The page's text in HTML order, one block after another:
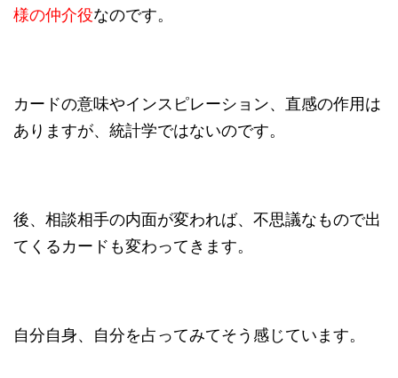
様の仲介役なのです。
カードの意味やインスピレーション、直感の作用は
ありますが、統計学ではないのです。
後、相談相手の内面が変われば、不思議なもので出
てくるカードも変わってきます。
自分自身、自分を占ってみてそう感じています。